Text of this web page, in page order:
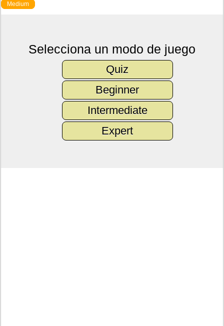
Medium
Selecciona un modo de juego
Quiz
Beginner
Intermediate
Expert